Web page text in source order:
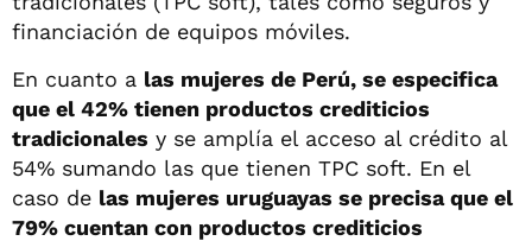
financiación de equipos móviles.
En cuanto a las mujeres de Perú, se especifica
que el 42% tienen productos crediticios
tradicionales y se amplía el acceso al crédito al
54% sumando las que tienen TPC soft. En el
caso de las mujeres uruguayas se precisa que el
79% cuentan con productos crediticios